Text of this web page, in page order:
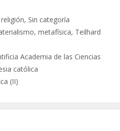
, Sin categoría
,metafísica, Teilhard
Academia de las Ciencias
católica
(II)